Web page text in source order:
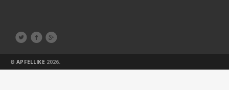
  
©APFELLIKE 2026.